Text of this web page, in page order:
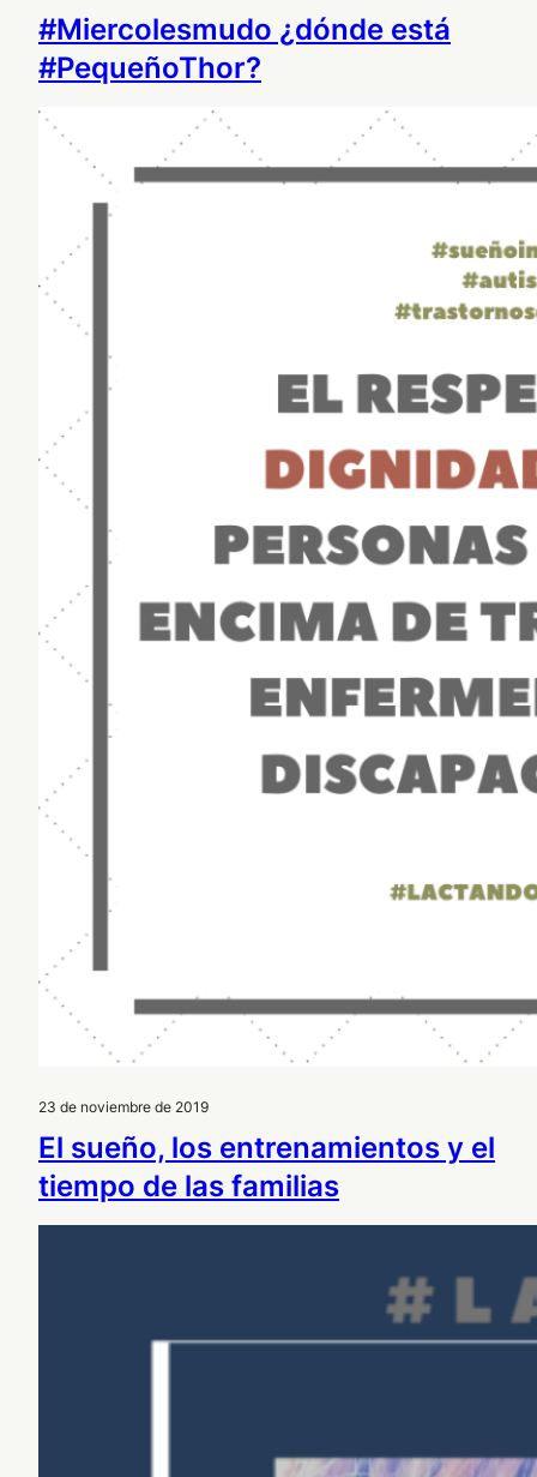
#Miercolesmudo ¿dónde está
#PequeñoThor?
23 de noviembre de 2019
El sueño, los entrenamientos y el
tiempo de las familias